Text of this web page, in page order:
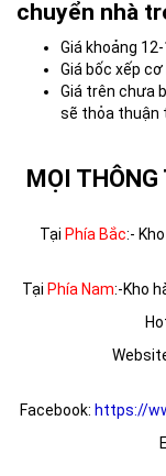
chuyển nhà
Giá khoảng
Giá bốc xếp
Giá trên chưa
sẽ thỏa thuận
MỌI THÔNG
Tại Phía Bắc:-
Tại Phía Nam:-Kho
Facebook: https://